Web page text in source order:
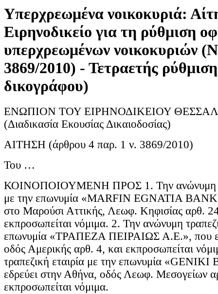
Υπερχρεωμένα νοικοκυριά:
Ειρηνοδικείο για τη ρύθμιση
υπερχρεωμένων νοικοκυριών
3869/2010) - Τετραετής
δικογράφου)
ΕΝΩΠΙΟΝ ΤΟΥ ΕΙΡΗΝΟΔΙΚΕΙΟΥ
(Διαδικασία Εκουσίας Δικαιοδοσίας)
ΑΙΤΗΣΗ (άρθρου 4 παρ. 1 ν. 3869/2010)
Του …
ΚΟΙΝΟΠΟΙΟΥΜΕΝΗ ΠΡΟΣ 1. Την ανώνυμη
με την επωνυμία «MARFIN EGNATIA
στο Μαρούσι Αττικής, Λεωφ. Κηφισίας αρθ.
εκπροσωπείται νόμιμα. 2. Την ανώνυμη
επωνυμία «ΤΡΑΠΕΖΑ ΠΕΙΡΑΙΩΣ Α.Ε.», που
οδός Αμερικής αρθ. 4, και εκπροσωπείται
τραπεζική εταιρία με την επωνυμία
εδρεύει στην Αθήνα, οδός Λεωφ. Μεσογείων
εκπροσωπείται νόμιμα.